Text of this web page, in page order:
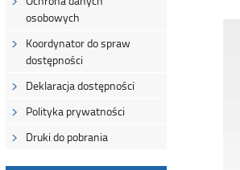
osobowych
Koordynator do spraw
dostępności
Deklaracja dostępności
Polityka prywatności
Druki do pobrania